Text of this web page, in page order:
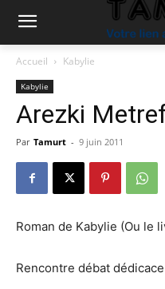
Accueil Kabylie
Kabylie
Arezki
Par Tamurt - 9 juin 2011
Roman de Kabylie (Ou le
Rencontre débat